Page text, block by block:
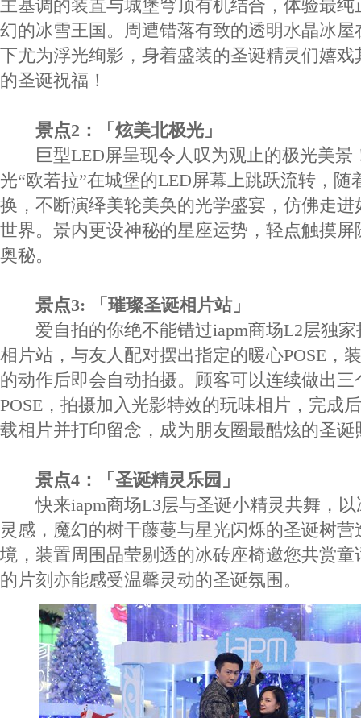
主基调的装置与城堡穹顶有机结合，体验最
幻的冰雪王国。周遭错落有致的透明水晶冰
下尤为浮光绚影，身着盛装的圣诞精灵们嬉
的圣诞祝福！
景点2：「炫美北极光」
巨型LED屏呈现令人叹为观止的极光美景
光“欧若拉”在城堡的LED屏幕上跳跃流转，随
换，不断演绎美轮美奂的光学盛宴，仿佛走
世界。景内更设神秘的星座运势，轻点触摸
奥秘。
景点3: 「璀璨圣诞相片站」
爱自拍的你绝不能错过iapm商场L2层独家
相片站，与友人配对摆出指定的暖心POSE，
的动作后即会自动拍摄。顾客可以连续做出三
POSE，拍摄加入光影特效的玩味相片，完成
载相片并打印留念，成为朋友圈最酷炫的圣诞
景点4：「圣诞精灵乐园」
快来iapm商场L3层与圣诞小精灵共舞，以
灵感，魔幻的树干藤蔓与星光闪烁的圣诞树
境，装置周围晶莹剔透的冰砖座椅邀您共赏
的片刻亦能感受温馨灵动的圣诞氛围。